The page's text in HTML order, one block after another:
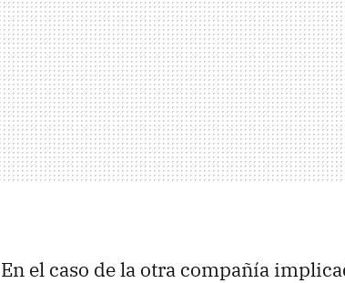
En el caso de la otra compañía